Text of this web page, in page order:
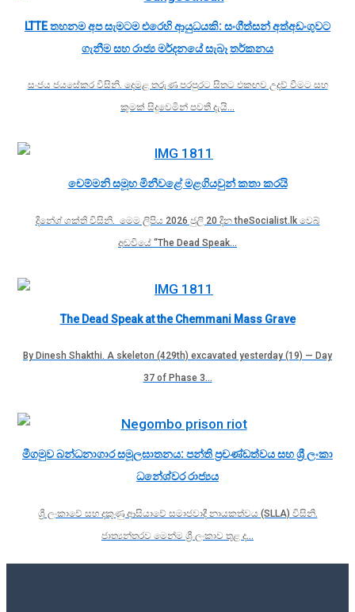
LTTE තහනම අප සැමටම එරෙහි ආයුධයකි: සංගීත්සන් අත්අඩංගුවට
ගැනීම සහ රාජ්‍ය මර්දනයේ සැබෑ තර්කනය
සංජය ජයසේකර විසිනි. දෙමළ තරුණ පරපුරට සිතට එකඟව උදව් වීමට සහ
කුමක් සිදුවෙමින් පවතී දැයි…
චෙම්මනි සමූහ මිනීවළේ මළගියවුන් කතා කරයි
දිනේශ් ශක්ති විසිනි. මෙම ලිපිය 2026 ජුලි 20 දින theSocialist.lk වෙබ්
අඩවියේ “The Dead Speak…
The Dead Speak at the Chemmani Mass Grave
By Dinesh Shakthi. A skeleton (429th) excavated yesterday (19) — Day
37 of Phase 3…
මීගමුව බන්ධනාගාර සමූලඝාතනය: පන්ති ප්‍රචණ්ඩත්වය සහ ශ්‍රී ලංකා
ධනේශ්වර රාජ්‍යය
ශ්‍රී ලංකාවේ සහ දකුණු ආසියාවේ සමාජවාදී නායකත්වය (SLLA) විසිනි.
ජාත්‍යන්තරව මෙන්ම ශ්‍රී ලංකාව තුළ ද…